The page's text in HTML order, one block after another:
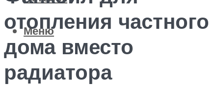
Меню
отопления частного
дома вместо
радиатора